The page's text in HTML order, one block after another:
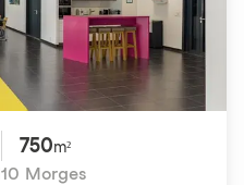
750m²
Morges